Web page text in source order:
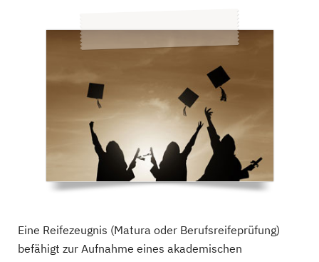
Eine Reifezeugnis (Matura oder Berufsreifeprüfung)
befähigt zur Aufnahme eines akademischen